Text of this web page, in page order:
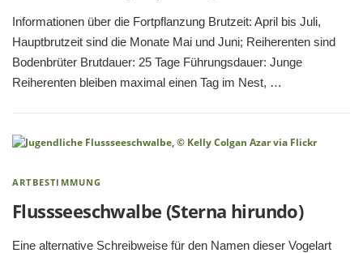
Informationen über die Fortpflanzung Brutzeit: April bis Juli,
Hauptbrutzeit sind die Monate Mai und Juni; Reiherenten sind
Bodenbrüter Brutdauer: 25 Tage Führungsdauer: Junge
Reiherenten bleiben maximal einen Tag im Nest, …
ARTBESTIMMUNG
Flussseeschwalbe (Sterna hirundo)
Eine alternative Schreibweise für den Namen dieser Vogelart